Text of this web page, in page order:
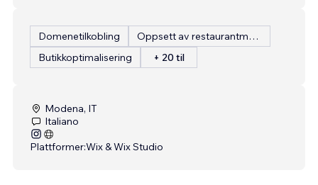
Domenetilkobling
Oppsett av restaurantmeny
Butikkoptimalisering
+ 20 til
Modena, IT
Italiano
Plattformer:Wix & Wix Studio